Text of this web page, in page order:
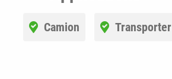
Camion Transporter